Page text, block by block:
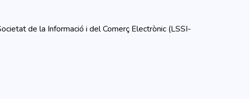
de la Informació i del Comerç Electrònic (LSSI-